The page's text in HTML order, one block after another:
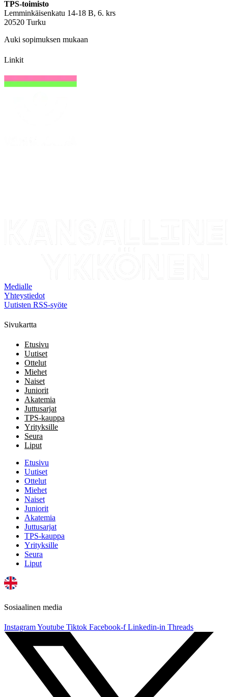
TPS-toimisto
Lemminkäisenkatu 14-18 B, 6. krs
20520 Turku
Auki sopimuksen mukaan
Linkit
Medialle
Yhteystiedot
Uutisten RSS-syöte
Sivukartta
Etusivu
Uutiset
Ottelut
Miehet
Naiset
Juniorit
Akatemia
Juttusarjat
TPS-kauppa
Yrityksille
Seura
Liput
Etusivu
Uutiset
Ottelut
Miehet
Naiset
Juniorit
Akatemia
Juttusarjat
TPS-kauppa
Yrityksille
Seura
Liput
Sosiaalinen media
InstagramYoutube Tiktok Facebook-f Linkedin-in Threads